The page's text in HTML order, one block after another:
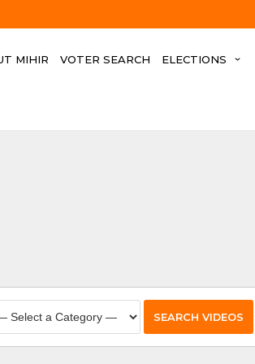
MIHIR VOTER SEARCH ELECTIONS